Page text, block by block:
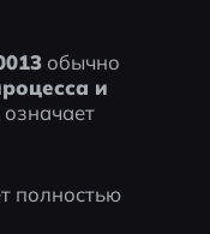
обычно
и
означает
полностью